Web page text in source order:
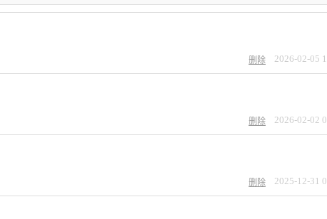
删除 2026-02-05
删除 2026-02-02
删除 2025-12-31